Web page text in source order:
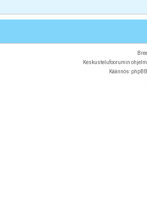
Keskustelufoorumin
Käännös: